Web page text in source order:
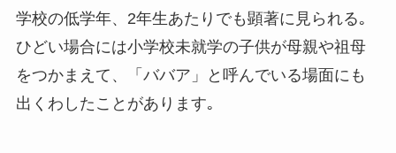
学校の低学年、2年生あたりでも顕著に見られる｡
ひどい場合には小学校未就学の子供が母親や祖母
をつかまえて、「ババア」と呼んでいる場面にも
出くわしたことがあります｡